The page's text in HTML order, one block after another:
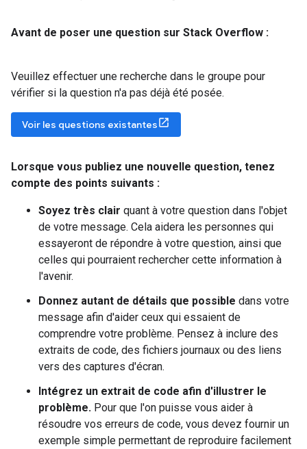
Avant de poser une question sur Stack Overflow :
Veuillez effectuer une recherche dans le groupe pour
vérifier si la question n'a pas déjà été posée.
Voir les questions existantes
Lorsque vous publiez une nouvelle question, tenez
compte des points suivants :
Soyez très clair quant à votre question dans l'objet
de votre message. Cela aidera les personnes qui
essayeront de répondre à votre question, ainsi que
celles qui pourraient rechercher cette information à
l'avenir.
Donnez autant de détails que possible dans votre
message afin d'aider ceux qui essaient de
comprendre votre problème. Pensez à inclure des
extraits de code, des fichiers journaux ou des liens
vers des captures d'écran.
Intégrez un extrait de code afin d'illustrer le
problème. Pour que l'on puisse vous aider à
résoudre vos erreurs de code, vous devez fournir un
exemple simple permettant de reproduire facilement